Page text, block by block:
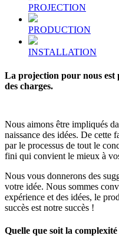
PROJECTION
PRODUCTION
INSTALLATION
La projection pour nous
des charges.
Nous aimons être impliqués
naissance des idées. De cette
par le processus de tout le
fini qui convient le mieux à
Nous vous donnerons des
votre idée. Nous sommes
expérience et des idées, le
succès est notre succès !
Quelle que soit la